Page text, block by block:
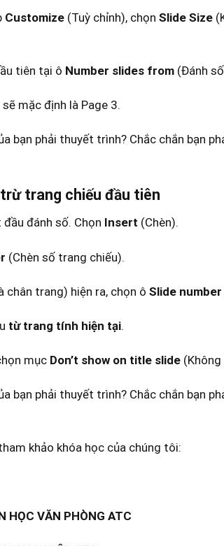
Customize(Tuỳ chỉnh), chọn Slide Size
tiên tại ô Number slides from(Đánh
mặc định là Page 3.
trang chiếu đầu tiên
đánh số. Chọn Insert (Chèn).
(Chèn số trang chiếu).
chân trang) hiện ra, chọn ô Slide number
từ trang tính hiện tại.
mục Don’t show on title slide(Không
khảo khóa học của chúng tôi:
HỌC VĂN PHÒNG ATC